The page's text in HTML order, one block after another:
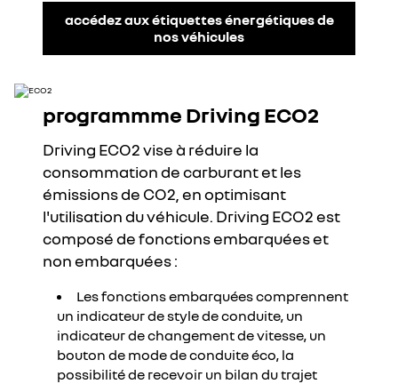
accédez aux étiquettes énergétiques de
nos véhicules
programmme Driving ECO2
Driving ECO2 vise à réduire la
consommation de carburant et les
émissions de CO2, en optimisant
l'utilisation du véhicule. Driving ECO2 est
composé de fonctions embarquées et
non embarquées :
Les fonctions embarquées comprennent
un indicateur de style de conduite, un
indicateur de changement de vitesse, un
bouton de mode de conduite éco, la
possibilité de recevoir un bilan du trajet